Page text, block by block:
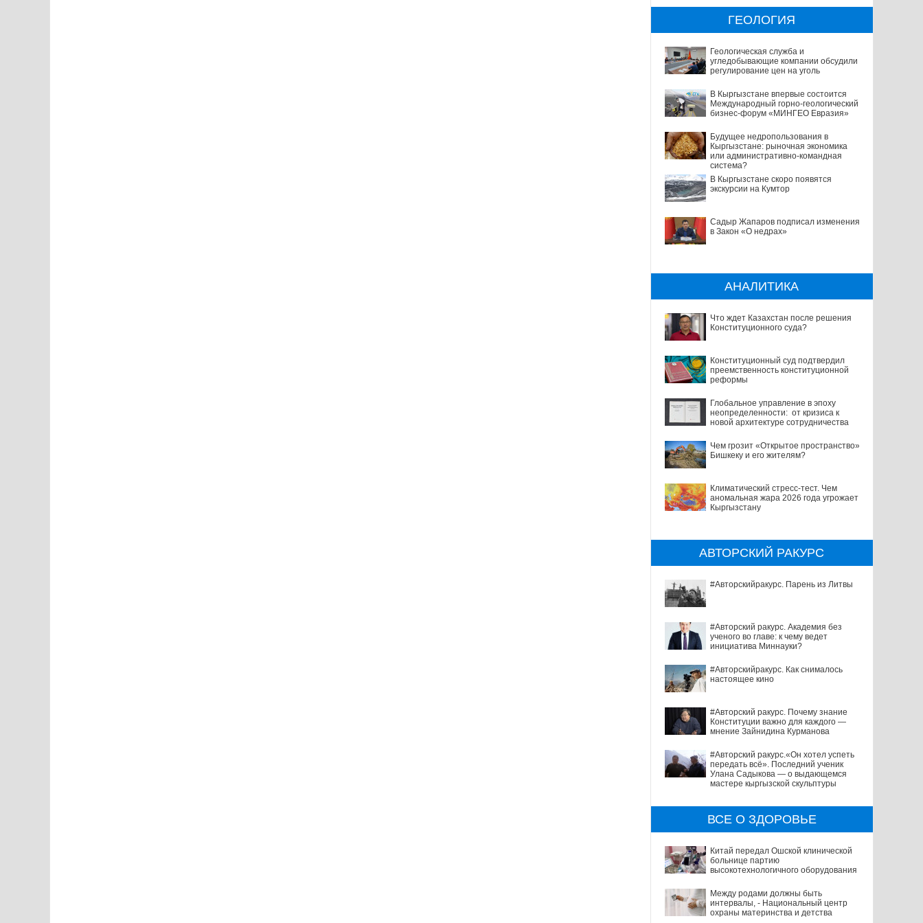
ГЕОЛОГИЯ
Геологическая служба и
угледобывающие компании обсудили
регулирование цен на уголь
В Кыргызстане впервые состоится
Международный горно-геологический
бизнес-форум «МИНГЕО Евразия»
Будущее недропользования в
Кыргызстане: рыночная экономика
или административно-командная
система?
В Кыргызстане скоро появятся
экскурсии на Кумтор
Садыр Жапаров подписал изменения
в Закон «О недрах»
АНАЛИТИКА
Что ждет Казахстан после решения
Конституционного суда?
Конституционный суд подтвердил
преемственность конституционной
реформы
Глобальное управление в эпоху
неопределенности: от кризиса к
новой архитектуре сотрудничества
Чем грозит «Открытое пространство»
Бишкеку и его жителям?
Климатический стресс-тест. Чем
аномальная жара 2026 года угрожает
Кыргызстану
АВТОРСКИЙ РАКУРС
#Авторскийракурс. Парень из Литвы
#Авторский ракурс. Академия без
ученого во главе: к чему ведет
инициатива Миннауки?
#Авторскийракурс. Как снималось
настоящее кино
#Авторский ракурс. Почему знание
Конституции важно для каждого —
мнение Зайнидина Курманова
#Авторский ракурс.«Он хотел успеть
передать всё». Последний ученик
Улана Садыкова — о выдающемся
мастере кыргызской скульптуры
ВСЕ О ЗДОРОВЬЕ
Китай передал Ошской клинической
больнице партию
высокотехнологичного оборудования
Между родами должны быть
интервалы, - Национальный центр
охраны материнства и детства